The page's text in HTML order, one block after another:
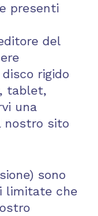
presenti
del
rigido
tablet,
una
nostro sito
sono
limitate che